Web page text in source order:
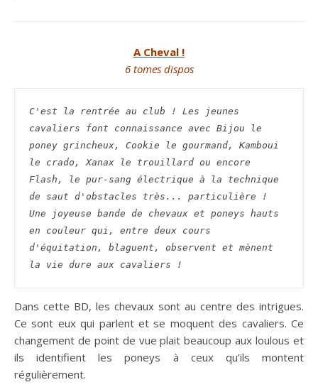
A Cheval !
6 tomes dispos
C'est la rentrée au club ! Les jeunes
cavaliers font connaissance avec Bijou le
poney grincheux, Cookie le gourmand, Kamboui
le crado, Xanax le trouillard ou encore
Flash, le pur-sang électrique à la technique
de saut d'obstacles très... particulière !
Une joyeuse bande de chevaux et poneys hauts
en couleur qui, entre deux cours
d'équitation, blaguent, observent et mènent
la vie dure aux cavaliers !
Dans cette BD, les chevaux sont au centre des intrigues.
Ce sont eux qui parlent et se moquent des cavaliers. Ce
changement de point de vue plait beaucoup aux loulous et
ils identifient les poneys à ceux qu’ils montent
régulièrement.